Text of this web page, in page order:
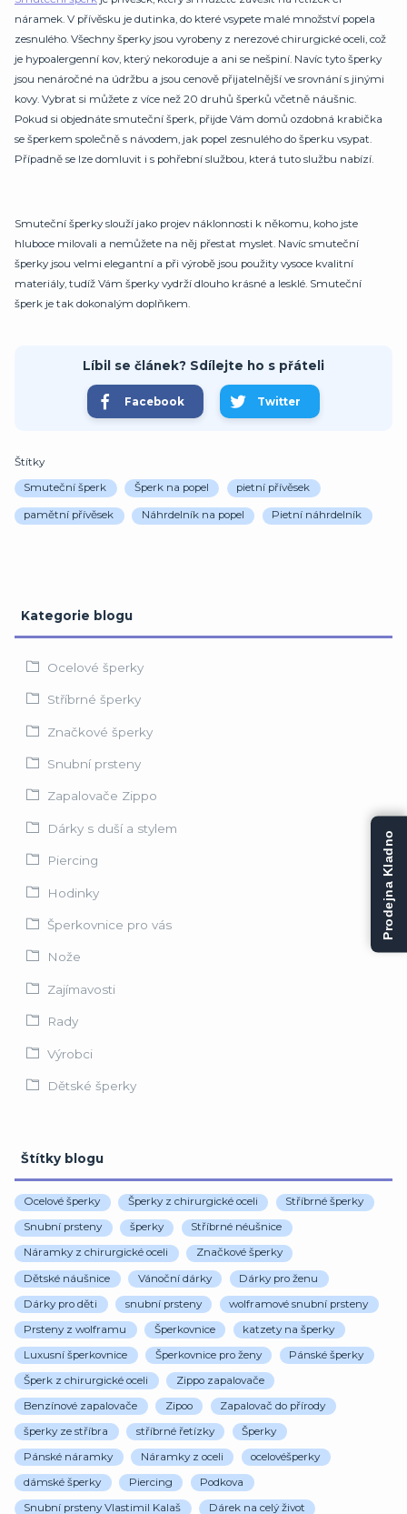
Kategorie blogu
Ocelové šperky
Stříbrné šperky
Značkové šperky
Snubní prsteny
Zapalovače Zippo
Dárky s duší a stylem
Piercing
Hodinky
Šperkovnice pro vás
Nože
Zajímavosti
Rady
Výrobci
Dětské šperky
Štítky blogu
Ocelové šperky Šperky z chirurgické oceli Stříbrné šperky
Snubní prsteny šperky Stříbrné néušnice
Náramky z chirurgické oceli Značkové šperky
Dětské náušnice Vánoční dárky Dárky pro ženu
Dárky pro děti snubní prsteny wolframové snubní prsteny
Prsteny z wolframu Šperkovnice katzety na šperky
Luxusní šperkovnice Šperkovnice pro ženy Pánské šperky
Šperk z chirurgické oceli Zippo zapalovače
Benzínové zapalovače Zipoo Zapalovač do přírody
šperky ze stříbra stříbrné řetízky Šperky
Pánské náramky Náramky z oceli ocelovéšperky
dámské šperky Piercing Podkova
Snubní prsteny Vlastimil Kalaš Dárek na celý život
náramek. V přívěsku je dutinka, do které vsypete malé množství popela
zesnulého. Všechny šperky jsou vyrobeny z nerezové chirurgické oceli, což
je hypoalergenní kov, který nekoroduje a ani se nešpiní. Navíc tyto šperky
jsou nenáročné na údržbu a jsou cenově přijatelnější ve srovnání s jinými
kovy. Vybrat si můžete z více než 20 druhů šperků včetně náušnic.
Pokud si objednáte smuteční šperk, přijde Vám domů ozdobná krabička
se šperkem společně s návodem, jak popel zesnulého do šperku vsypat.
Případně se lze domluvit i s pohřební službou, která tuto službu nabízí.
Smuteční šperky slouží jako projev náklonnosti k někomu, koho jste
hluboce milovali a nemůžete na něj přestat myslet. Navíc smuteční
šperky jsou velmi elegantní a při výrobě jsou použity vysoce kvalitní
materiály, tudíž Vám šperky vydrží dlouho krásné a lesklé. Smuteční
šperk je tak dokonalým doplňkem.
Líbil se článek? Sdílejte ho s přáteli
Facebook Twitter
Štítky
Smuteční šperk
Šperk na popel pietní přívěsek
pamětní přívěsek Náhrdelník na popel Pietní náhrdelník
Prodejna Kladno